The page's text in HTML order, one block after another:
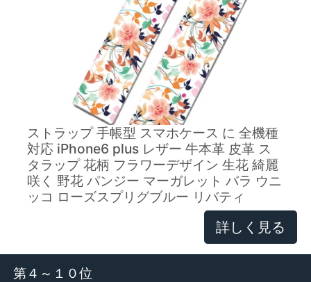
ストラップ 手帳型 スマホケース に 全機種
対応 iPhone6 plus レザー 牛本革 皮革 ス
タラップ 花柄 フラワーデザイン 生花 綺麗
咲く 野花 パンジー マーガレット バラ ウニ
ッコ ローズスプリグブルー リバティ
詳しく見る
第４～１０位